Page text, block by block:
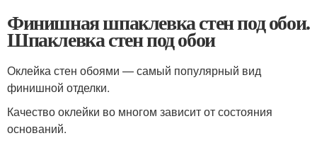
Финишная шпаклевка стен под обои.
Шпаклевка стен под обои
Оклейка стен обоями — самый популярный вид
финишной отделки.
Качество оклейки во многом зависит от состояния
оснований.